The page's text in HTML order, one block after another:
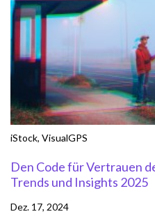
iStock, VisualGPS
Den Code für Vertrauen
Trends und Insights 2025
Dez. 17, 2024